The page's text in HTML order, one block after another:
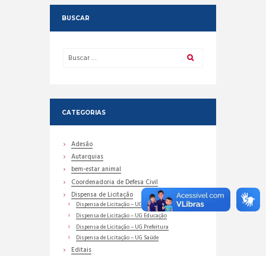
BUSCAR
CATEGORIAS
Adesão
Autarquias
bem-estar animal
Coordenadoria de Defesa Civil
Dispensa de Licitação
Dispensa de Licitação – UG Assistência Social
Dispensa de Licitação – UG Educação
Dispensa de Licitação – UG Prefeitura
Dispensa de Licitação – UG Saúde
Editais